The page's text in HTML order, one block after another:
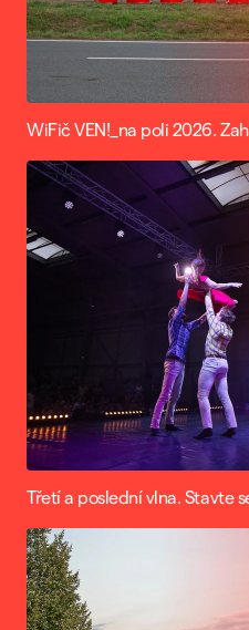
WiFič VEN!_na poli 2026.
Třetí a poslední vlna. Stavte